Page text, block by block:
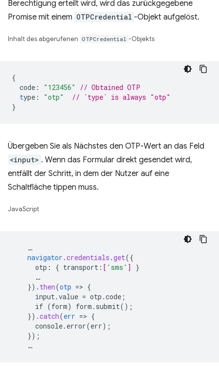
Berechtigung erteilt wird, wird das zurückgegebene
Promise mit einem OTPCredential -Objekt aufgelöst.
Inhalt des abgerufenen OTPCredential -Objekts
{
code : "123456"
// Obtained OTP
type : "otp"
// `type` is always "otp"
}
Übergeben Sie als Nächstes den OTP-Wert an das Feld
<input> . Wenn das Formular direkt gesendet wird,
entfällt der Schritt, in dem der Nutzer auf eine
Schaltfläche tippen muss.
JavaScript
…
navigator .credentials .get({
otp : { transport : [ 'sms' ]
}
…
}) . then(otp => {
input.value = otp.code ;
if (form) form.submit() ;
}) .catch(err => {
console.error(err) ;
});
…